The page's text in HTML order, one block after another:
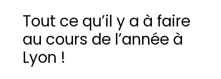
Tout ce qu’il y a à faire
au cours de l’année à
Lyon !